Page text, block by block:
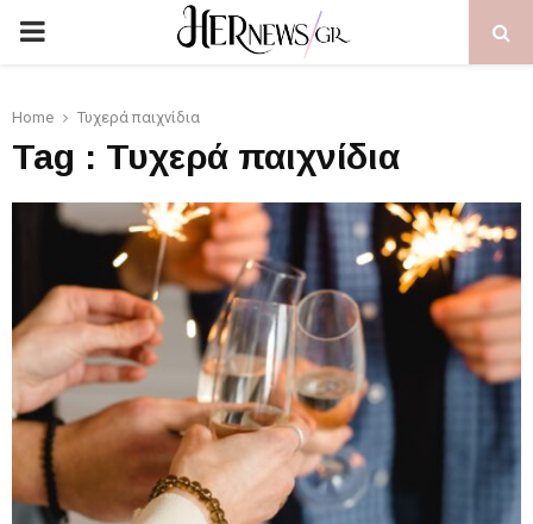
PRIMARY
Home Τυχερά παιχνίδια
Tag : Τυχερά παιχνίδια